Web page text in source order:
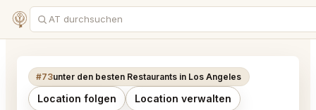
#73unter den besten Restaurants in Los Angeles
Location folgen Location verwalten